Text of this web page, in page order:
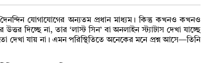
যোগাযোগের অন্যতম প্রধান মাধ্যম। কিন্তু কখনও কখনও
দিচ্ছে না, তার ‘লাস্ট সিন’ বা অনলাইন স্ট্যাটাস দেখা যাচ্ছে
দেখা যায় না। এমন পরিস্থিতিতে অনেকের মনে প্রশ্ন আসে—তিনি